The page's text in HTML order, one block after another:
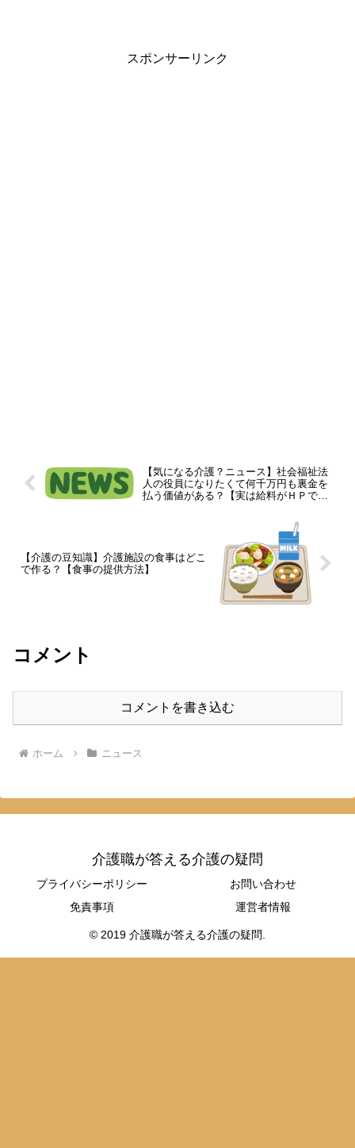
スポンサーリンク
【気になる介護？ニュース】社会福祉法
人の役員になりたくて何千万円も裏金を
払う価値がある？【実は給料がＨＰで公
【介護の豆知識】介護施設の食事はどこ
で作る？【食事の提供方法】
コメント
コメントを書き込む
ホーム ニュース
介護職が答える介護の疑問
プライバシーポリシー
お問い合わせ
免責事項
運営者情報
© 2019 介護職が答える介護の疑問.